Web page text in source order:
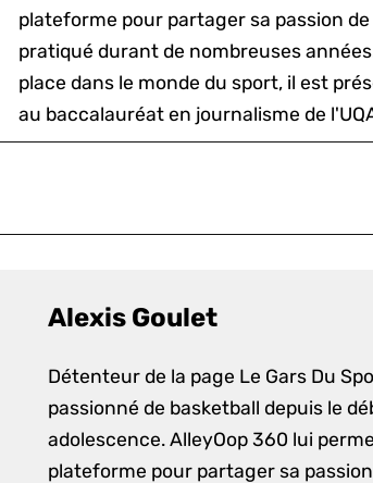
plateforme pour partager sa passion de
pratiqué durant de nombreuses
place dans le monde du sport, il est
au baccalauréat en journalisme de
Alexis Goulet
Détenteur de la page Le Gars Du
passionné de basketball depuis le
adolescence. AlleyOop 360 lui
plateforme pour partager sa passion